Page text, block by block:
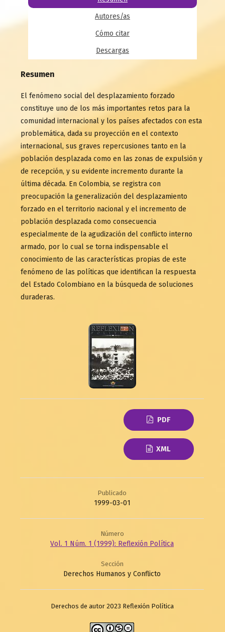
Autores/as
Cómo citar
Descargas
Resumen
El fenómeno social del desplazamiento forzado
constituye uno de los más importantes retos para la
comunidad internacional y los países afectados con esta
problemática, dada su proyección en el contexto
internacional, sus graves repercusiones tanto en la
población desplazada como en las zonas de expulsión y
de recepción, y su evidente incremento durante la
última década. En Colombia, se registra con
preocupación la generalización del desplazamiento
forzado en el territorio nacional y el incremento de
población desplazada como consecuencia
especialmente de la agudización del conflicto interno
armado, por lo cual se torna indispensable el
conocimiento de las características propias de este
fenómeno de las políticas que identifican la respuesta
del Estado Colombiano en la búsqueda de soluciones
duraderas.
PDF
XML
Publicado
1999-03-01
Número
Vol. 1 Núm. 1 (1999): Reflexión Política
Sección
Derechos Humanos y Conflicto
Derechos de autor 2023 Reflexión Política